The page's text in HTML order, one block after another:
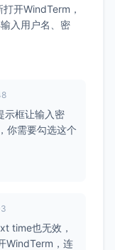
开WindTerm，
入用户名、密
示框让输入密
你需要勾选这个
time也无效，
WindTerm，连